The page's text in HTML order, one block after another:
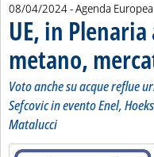
08/04/2024- Agenda Europea
UE, in
metano,
Voto anche su acque reflue
Sefcovic in evento Enel,
Matalucci